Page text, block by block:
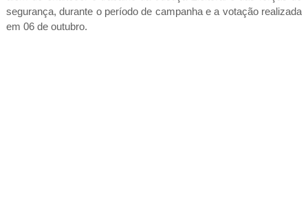
segurança, durante o período de campanha e a votação realizada
em 06 de outubro.